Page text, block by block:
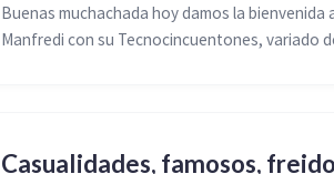
Buenas muchachada hoy damos la
Manfredi con su Tecnocincuentones, variado
Casualidades, famosos,